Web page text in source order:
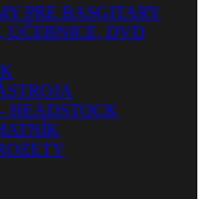
PRE BASGITARY
UČEBNICE, DVD
HEADSTOCK